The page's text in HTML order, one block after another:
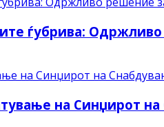
ѓубрива:
на Синџирот